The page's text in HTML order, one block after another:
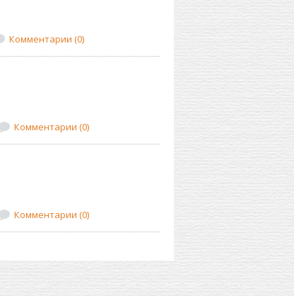
Комментарии (0)
Комментарии (0)
Комментарии (0)